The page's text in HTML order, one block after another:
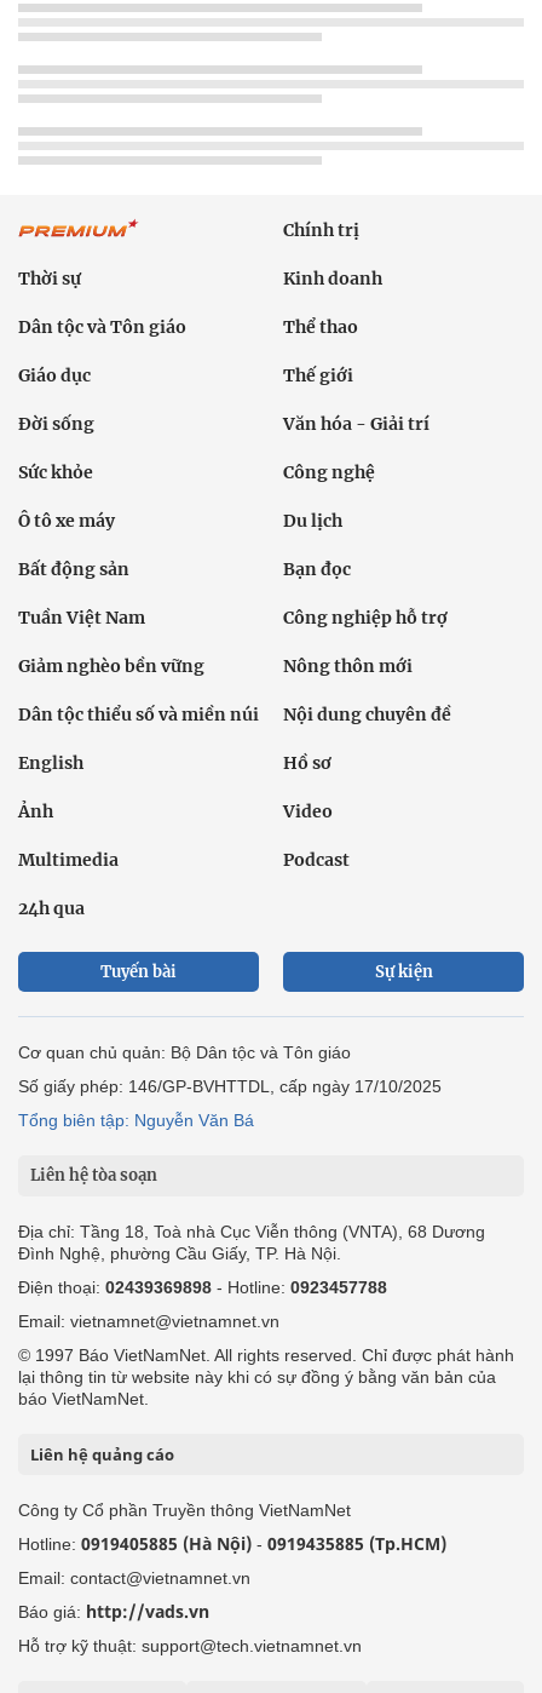
Chính trị
Thời sự Kinh doanh
Dân tộc và Tôn giáo Thể thao
Giáo dục Thế giới
Đời sống Văn hóa - Giải trí
Sức khỏe Công nghệ
Ô tô xe máy Du lịch
Bất động sản Bạn đọc
Tuần Việt Nam Công nghiệp hỗ trợ
Giảm nghèo bền vững Nông thôn mới
Dân tộc thiểu số và miền núi Nội dung chuyên đề
English Hồ sơ
Ảnh Video
Multimedia Podcast
24h qua
Tuyến bài Sự kiện
Cơ quan chủ quản: Bộ Dân tộc và Tôn giáo
Số giấy phép: 146/GP-BVHTTDL, cấp ngày 17/10/2025
Tổng biên tập: Nguyễn Văn Bá
Liên hệ tòa soạn
Địa chỉ: Tầng 18, Toà nhà Cục Viễn thông (VNTA), 68 Dương
Đình Nghệ, phường Cầu Giấy, TP. Hà Nội.
Điện thoại: 02439369898 - Hotline: 0923457788
Email: vietnamnet@vietnamnet.vn
© 1997 Báo VietNamNet. All rights reserved. Chỉ được phát hành
lại thông tin từ website này khi có sự đồng ý bằng văn bản của
báo VietNamNet.
Liên hệ quảng cáo
Công ty Cổ phần Truyền thông VietNamNet
Hotline: 0919405885 (Hà Nội) - 0919435885 (Tp.HCM)
Email: contact@vietnamnet.vn
Báo giá: http://vads.vn
Hỗ trợ kỹ thuật: support@tech.vietnamnet.vn